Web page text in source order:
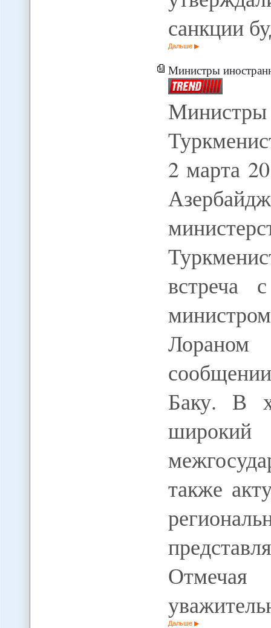
санкции
Дальше
Министры иностранных
2 марта
встреча
Баку. В
также
Дальше